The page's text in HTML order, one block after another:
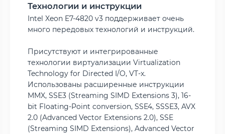
Технологии и инструкции
Intel Xeon E7-4820 v3 поддерживает очень
много передовых технологий и инструкций.
Присутствуют и интегрированные
технологии виртуализации Virtualization
Technology for Directed I/O, VT-x.
Использованы расширенные инструкции
MMX, SSE3 (Streaming SIMD Extensions 3), 16-
bit Floating-Point conversion, SSE4, SSSE3, AVX
2.0 (Advanced Vector Extensions 2.0), SSE
(Streaming SIMD Extensions), Advanced Vector